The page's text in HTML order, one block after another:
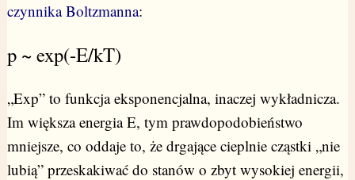
czynnika Boltzmanna:
p ~ exp(-E/kT)
„Exp” to funkcja eksponencjalna, inaczej wykładnicza.
Im większa energia E, tym prawdopodobieństwo
mniejsze, co oddaje to, że drgające cieplnie cząstki „nie
lubią” przeskakiwać do stanów o zbyt wysokiej energii,